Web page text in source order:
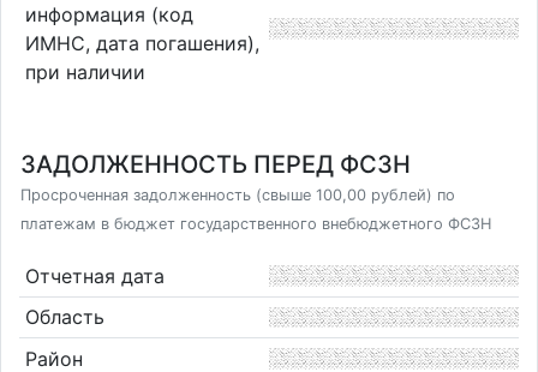
информация (код
ИМНС, дата погашения),
при наличии
ЗАДОЛЖЕННОСТЬ ПЕРЕД ФСЗН
Просроченная задолженность (свыше 100,00 рублей) по
платежам в бюджет государственного внебюджетного ФСЗН
Отчетная дата
Область
Район